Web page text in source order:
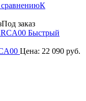
К
Под заказ
Быстрый
Цена: 22 090 руб.